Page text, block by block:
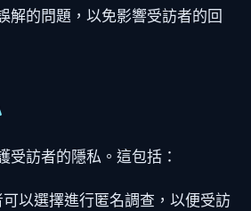
解的問題，以免影響受訪者的回
受訪者的隱私。這包括：
以選擇進行匿名調查，以便受訪